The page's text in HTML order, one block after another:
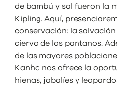
de bambú y sal fueron la
Kipling. Aquí,
conservación: la
ciervo de los pantanos.
de las mayores
Kanha nos ofrece la
hienas, jabalíes y